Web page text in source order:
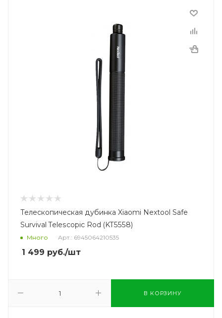
Телескопическая дубинка Xiaomi Nextool Safe
Survival Telescopic Rod (KT5558)
Много Арт.: 6945064210535
1 499 руб./шт
В КОРЗИНУ